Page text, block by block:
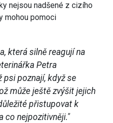
nejsou nadšené z cizího
mohou pomoci
která silně reagují na
Petra
psi poznají, když se
může ještě zvýšit jejich
přistupovat k
co nejpozitivněji."